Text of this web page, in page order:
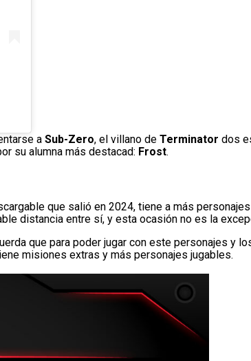
a Sub-Zero, el villano de Terminator dos
su alumna más destacad: Frost.
que salió en 2024, tiene a más personajes
distancia entre sí, y esta ocasión no es la
que para poder jugar con este personajes y
misiones extras y más personajes jugables.